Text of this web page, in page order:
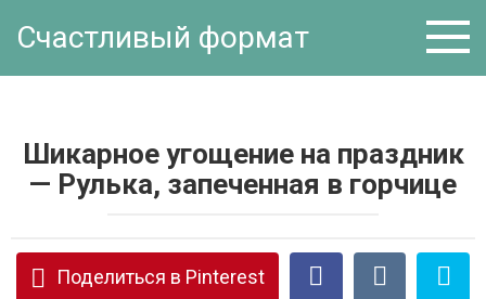
Счастливый формат
Шикарное угощение на праздник
— Рулька, запеченная в горчице
Поделиться в Pinterest